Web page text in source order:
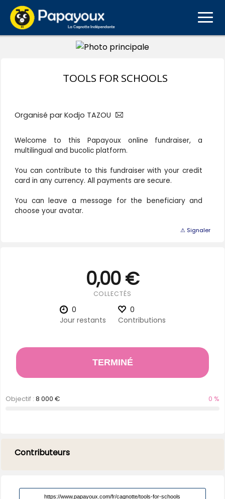
TOOLS FOR SCHOOLS
Organisé par Kodjo TAZOU
Welcome to this Papayoux online fundraiser, a
multilingual and bucolic platform.
You can contribute to this fundraiser with your credit
card in any currency. All payments are secure.
You can leave a message for the beneficiary and
choose your avatar.
⚠ Signaler
0,00 €
COLLECTÉS
0
Jour restants
0
Contributions
TERMINÉ
Objectif :8 000 € 0 %
Contributeurs